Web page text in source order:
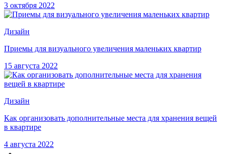
3 октября 2022
Дизайн
Приемы для визуального увеличения маленьких квартир
15 августа 2022
Дизайн
Как организовать дополнительные места для хранения вещей
в квартире
4 августа 2022